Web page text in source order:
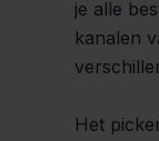
je alle
kanalen
Het